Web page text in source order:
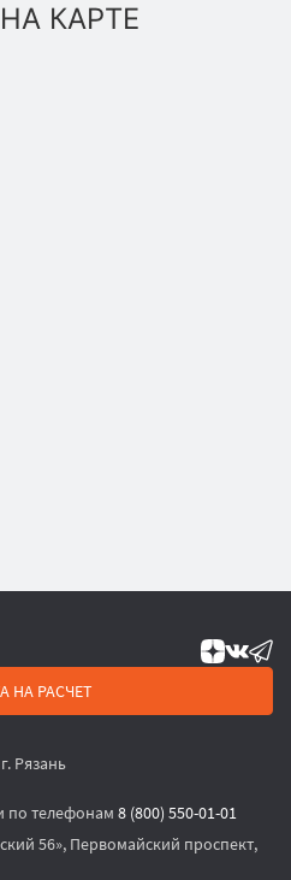
КАРТЕ
НА РАСЧЕТ
Рязань
по телефонам 8 (800) 550-01-01
56», Первомайский проспект,